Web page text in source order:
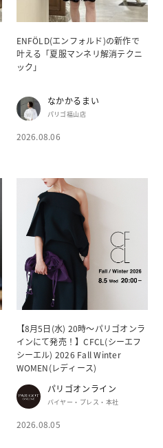
ENFÖLD(エンフォルド)の新作で
叶える「夏服マンネリ解消テクニ
ック」
なかかるまい
パリゴ福山店
2026.08.06
【8月5日(水) 20時～パリゴオンラ
インにて発売！】CFCL(シーエフ
シーエル) 2026 Fall Winter
WOMEN(レディース)
パリゴオンライン
バイヤー・プレス・本社
2026.08.05